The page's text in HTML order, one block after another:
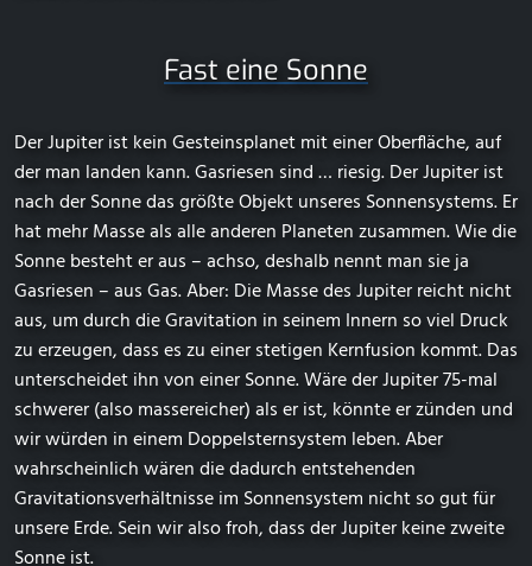
Fast eine Sonne
Der Jupiter ist kein Gesteinsplanet mit einer Oberfläche, auf
der man landen kann. Gasriesen sind … riesig. Der Jupiter ist
nach der Sonne das größte Objekt unseres Sonnensystems. Er
hat mehr Masse als alle anderen Planeten zusammen. Wie die
Sonne besteht er aus – achso, deshalb nennt man sie ja
Gasriesen – aus Gas. Aber: Die Masse des Jupiter reicht nicht
aus, um durch die Gravitation in seinem Innern so viel Druck
zu erzeugen, dass es zu einer stetigen Kernfusion kommt. Das
unterscheidet ihn von einer Sonne. Wäre der Jupiter 75-mal
schwerer (also massereicher) als er ist, könnte er zünden und
wir würden in einem Doppelsternsystem leben. Aber
wahrscheinlich wären die dadurch entstehenden
Gravitationsverhältnisse im Sonnensystem nicht so gut für
unsere Erde. Sein wir also froh, dass der Jupiter keine zweite
Sonne ist.